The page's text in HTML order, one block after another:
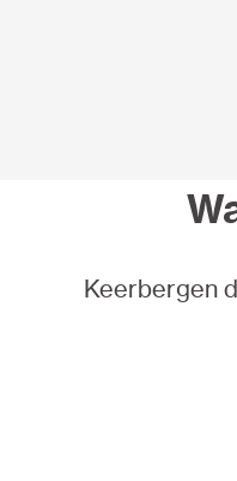
Keerbergen